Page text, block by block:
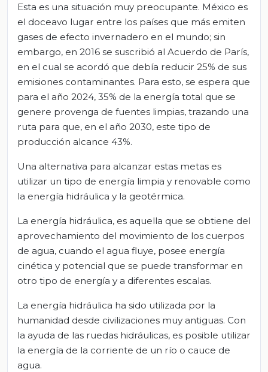
Esta es una situación muy preocupante. México es
el doceavo lugar entre los países que más emiten
gases de efecto invernadero en el mundo; sin
embargo, en 2016 se suscribió al Acuerdo de París,
en el cual se acordó que debía reducir 25% de sus
emisiones contaminantes. Para esto, se espera que
para el año 2024, 35% de la energía total que se
genere provenga de fuentes limpias, trazando una
ruta para que, en el año 2030, este tipo de
producción alcance 43%.
Una alternativa para alcanzar estas metas es
utilizar un tipo de energía limpia y renovable como
la energía hidráulica y la geotérmica.
La energía hidráulica, es aquella que se obtiene del
aprovechamiento del movimiento de los cuerpos
de agua, cuando el agua fluye, posee energía
cinética y potencial que se puede transformar en
otro tipo de energía y a diferentes escalas.
La energía hidráulica ha sido utilizada por la
humanidad desde civilizaciones muy antiguas. Con
la ayuda de las ruedas hidráulicas, es posible utilizar
la energía de la corriente de un río o cauce de
agua.